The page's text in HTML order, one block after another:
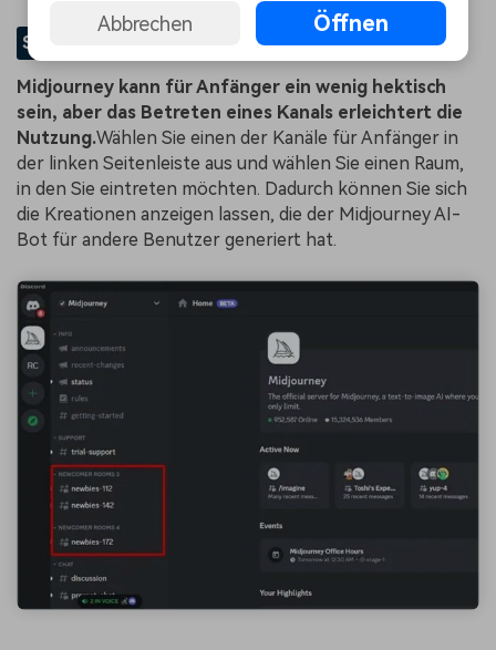
SCHRITT 4 Treten Sie einem Anfängerkanal bei
Midjourney kann für Anfänger ein wenig hektisch
sein, aber das Betreten eines Kanals erleichtert die
Nutzung.Wählen Sie einen der Kanäle für Anfänger in
der linken Seitenleiste aus und wählen Sie einen Raum,
in den Sie eintreten möchten. Dadurch können Sie sich
die Kreationen anzeigen lassen, die der Midjourney AI-
Bot für andere Benutzer generiert hat.
Abbrechen Öffnen